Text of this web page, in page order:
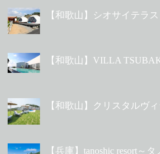
【和歌山】シオサイテラス
【和歌山】VILLA
【和歌山】クリスタルヴ
【兵庫】tanoshic resort～